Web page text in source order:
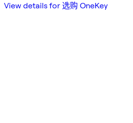
View details for 选购 OneKey